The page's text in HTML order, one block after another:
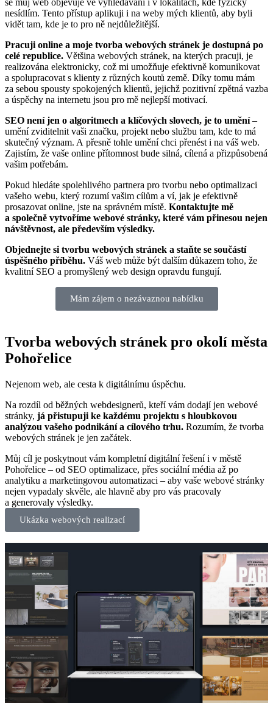
nesídlím. Tento přístup aplikuji i na weby mých klientů, aby byli
vidět tam, kde je to pro ně nejdůležitější.
Pracuji online a moje tvorba webových stránek je dostupná po
celé republice. Většina webových stránek, na kterých pracuji, je
realizována elektronicky, což mi umožňuje efektivně komunikovat
a spolupracovat s klienty z různých koutů země. Díky tomu mám
za sebou spousty spokojených klientů, jejichž pozitivní zpětná vazba
a úspěchy na internetu jsou pro mě nejlepší motivací.
SEO není jen o algoritmech a klíčových slovech, je to umění–
umění zviditelnit vaši značku, projekt nebo službu tam, kde to má
skutečný význam. A přesně tohle umění chci přenést i na váš web.
Zajistím, že vaše online přítomnost bude silná, cílená a přizpůsobená
vašim potřebám.
Pokud hledáte spolehlivého partnera pro tvorbu nebo optimalizaci
vašeho webu, který rozumí vašim cílům a ví, jak je efektivně
prosazovat online, jste na správném místě. Kontaktujte mě
a společně vytvoříme webové stránky, které vám přinesou nejen
návštěvnost, ale především výsledky.
Objednejte si tvorbu webových stránek a staňte se součástí
úspěšného příběhu. Váš web může být dalším důkazem toho, že
kvalitní SEO a promyšlený web design opravdu fungují.
Mám zájem o nezávaznou nabídku
Tvorba webových stránek pro okolí města
Pohořelice
Nejenom web, ale cesta k digitálnímu úspěchu.
Na rozdíl od běžných webdesignerů, kteří vám dodají jen webové
stránky, já přistupuji ke každému projektu s hloubkovou
analýzou vašeho podnikání a cílového trhu. Rozumím, že tvorba
webových stránek je jen začátek.
Můj cíl je poskytnout vám kompletní digitální řešení i v městě
Pohořelice – od SEO optimalizace, přes sociální média až po
analytiku a marketingovou automatizaci – aby vaše webové stránky
nejen vypadaly skvěle, ale hlavně aby pro vás pracovaly
a generovaly výsledky.
Ukázka webových realizací